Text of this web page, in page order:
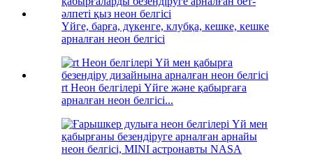
Үйге, барға, дүкенге, клубқа, кешке, кешке
арналған неон белгісі
rt Неон белгілері Үйге және қабырғаға
арналған неон белгісі...